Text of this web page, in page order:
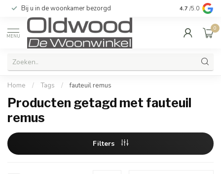
Bij u in de woonkamer bezorgd Kwaliteit &
4.7 /5.0
MENU
0
Home / Tags / fauteuil remus
Producten getagd met fauteuil
remus
Filters